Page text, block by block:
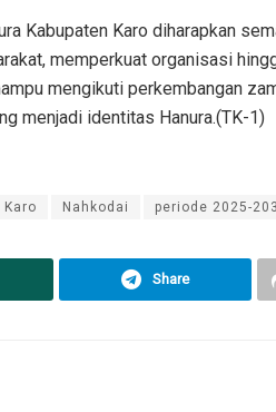
Kabupaten Karo diharapkan
memperkuat organisasi
mengikuti perkembangan
menjadi identitas Hanura.(TK-1)
Karo Nahkodai periode 2025-
Share